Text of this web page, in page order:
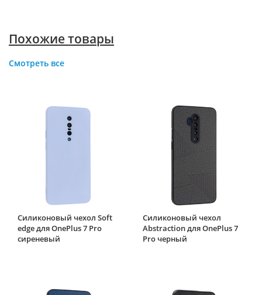
Похожие товары
Смотреть все
Силиконовый чехол Soft
edge для OnePlus 7 Pro
сиреневый
Силиконовый чехол
Abstraction для OnePlus 7
Pro черный